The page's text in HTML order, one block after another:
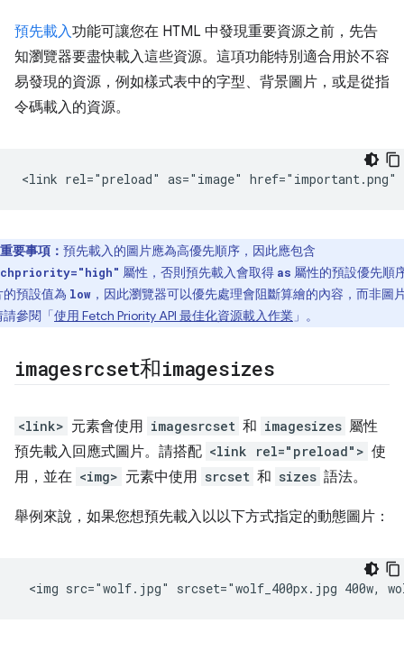
預先載入功能可讓您在 HTML 中發現重要資源之前，先告
知瀏覽器要盡快載入這些資源。這項功能特別適合用於不容
易發現的資源，例如樣式表中的字型、背景圖片，或是從指
令碼載入的資源。
重要事項： 預先載入的圖片應為高優先順序，因此應包含
屬性，否則預先載入會取得 as 屬性的預設優先順
的預設值為 low ，因此瀏覽器可以優先處理會阻斷算繪的內容，而非圖
請參閱「使用 Fetch Priority API 最佳化資源載入作業 」。
imagesrcset和imagesizes
<link> 元素會使用 imagesrcset 和 imagesizes 屬性
預先載入回應式圖片。請搭配 <link rel="preload"> 使
用，並在 <img> 元素中使用 srcset 和 sizes 語法。
舉例來說，如果您想預先載入以以下方式指定的動態圖片：